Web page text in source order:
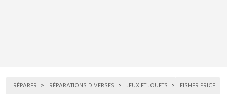
RÉPARER RÉPARATIONS DIVERSES JEUX ET JOUETS FISHER PRICE